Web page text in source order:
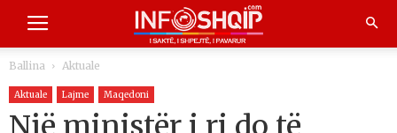
Ballina Aktuale
Aktuale Lajme Maqedoni
Një ministër i ri do të